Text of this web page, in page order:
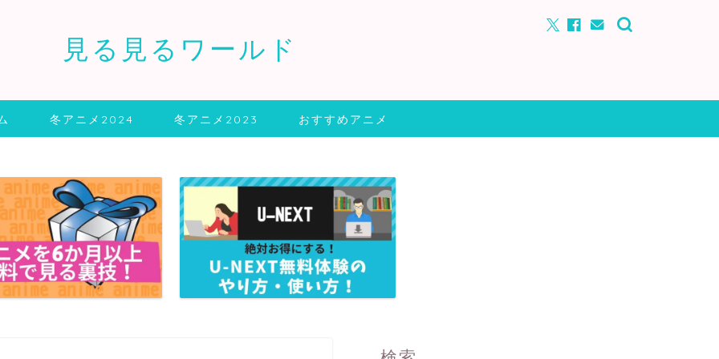
見る見るワールド
冬アニメ2024 冬アニメ2023 おすすめアニメ